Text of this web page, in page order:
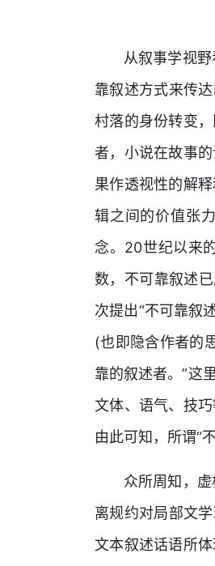
从叙事学视
靠叙述方式来传
村落的身份转变
者，小说在故事
果作透视性的解
辑之间的价值张
念。20世纪以来
数，不可靠叙述
次提出“不可靠叙
(也即隐含作者的
靠的叙述者。”这
文体、语气、技
由此可知，所谓“
众所周知，
离规约对局部文
文本叙述话语所